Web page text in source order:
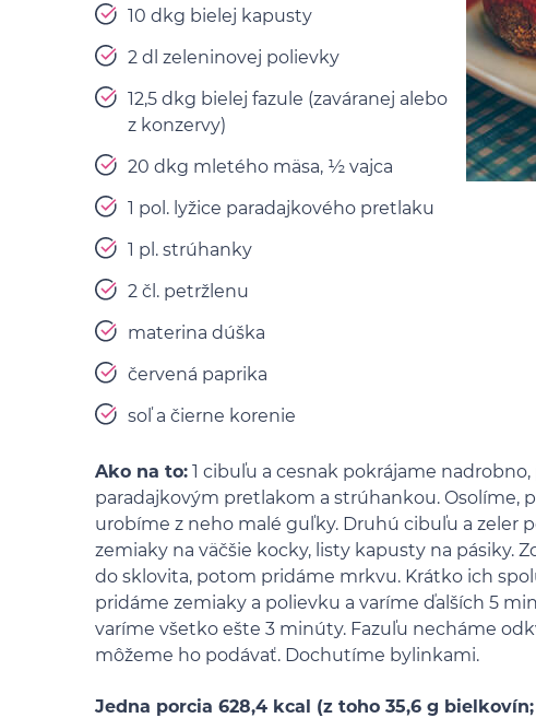
10 dkg bielej kapusty
2 dl zeleninovej polievky
12,5 dkg bielej fazule (zaváranej alebo
z konzervy)
20 dkg mletého mäsa, ½ vajca
1 pol. lyžice paradajkového pretlaku
1 pl. strúhanky
2 čl. petržlenu
materina dúška
červená paprika
soľ a čierne korenie
Ako na to: 1 cibuľu a cesnak pokrájame
paradajkovým pretlakom a strúhankou. Osolíme,
urobíme z neho malé guľky. Druhú cibuľu a zeler
zemiaky na väčšie kocky, listy kapusty na pásiky.
do sklovita, potom pridáme mrkvu. Krátko ich
pridáme zemiaky a polievku a varíme ďalších 5
varíme všetko ešte 3 minúty. Fazuľu necháme
môžeme ho podávať. Dochutíme bylinkami.
Jedna porcia 628,4 kcal (z toho 35,6 g